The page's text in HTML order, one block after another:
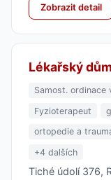
Zobrazit detail
Lékařský
Samost. ordinace
Fyzioterapeut
ortopedie a
+4 dalších
Tiché údolí 376,